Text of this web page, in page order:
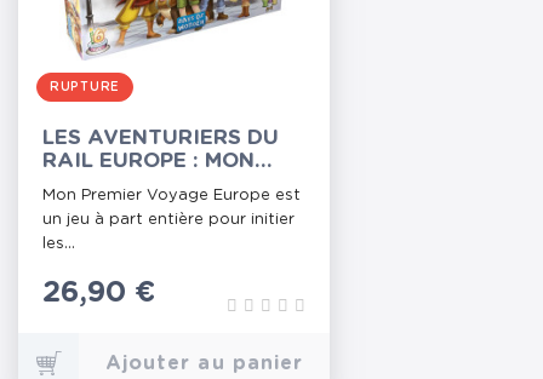
RUPTURE
LES AVENTURIERS DU
RAIL EUROPE : MON
Mon Premier Voyage Europe est
un jeu à part entière pour initier
les...
Prix
26,90 €
Ajouter au panier